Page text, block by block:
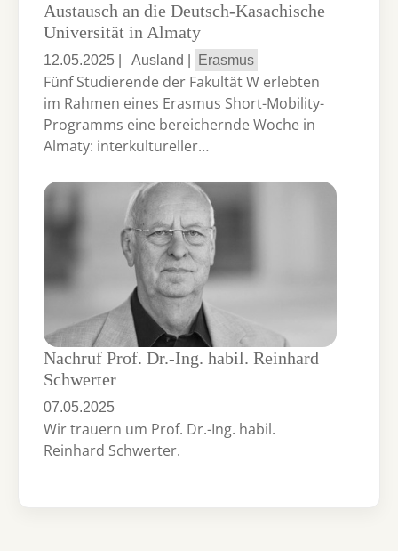
Austausch an die Deutsch-Kasachische
Universität in Almaty
12.05.2025 Ausland Erasmus
Fünf Studierende der Fakultät W erlebten
im Rahmen eines Erasmus Short-Mobility-
Programms eine bereichernde Woche in
Almaty: interkultureller…
Nachruf Prof. Dr.-Ing. habil. Reinhard
Schwerter
07.05.2025
Wir trauern um Prof. Dr.-Ing. habil.
Reinhard Schwerter.